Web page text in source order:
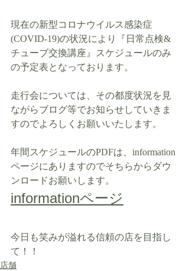
現在の新型コロナウイルス感染症
(COVID-19)の状況により『日常点検&
チューブ交換講座』スケジュールのみ
の予定表となっております。
走行会については、その都度状況を見
ながらブログ等でお知らせしていきま
すのでよろしくお願いいたします。
年間スケジュールのPDFは、information
ページにありますのでそちらからダウ
ンロードお願いします。
informationページ
今日も笑みが溢れる信頼の店を目指し
て！！
店舗